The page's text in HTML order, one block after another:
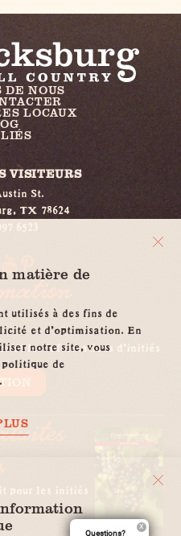
DE NOUS
LOCAUX
VISITEURS
St.
TX 78624
6523
et les informations d'initiés
les initiés
matière de
utilisés à des fins de
et d'optimisation. En
notre site, vous
de
Questions?